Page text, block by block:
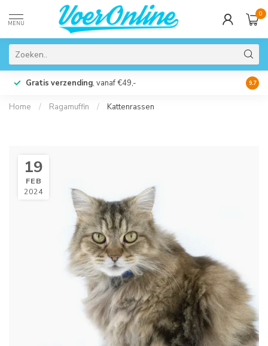
MENU
0
Gratis verzending, vanaf €49,- 9.7
Home / Ragamuffin / Kattenrassen
19
FEB
2024